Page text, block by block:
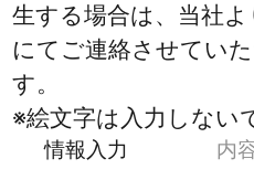
生する場合は、当社
にてご連絡させてい
す。
※絵文字は入力しない
情報入力 内